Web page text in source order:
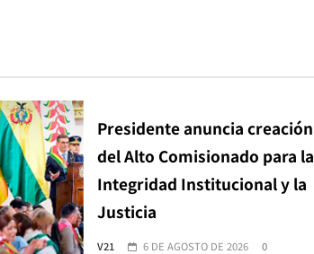
Presidente anuncia creación
del Alto Comisionado para la
Integridad Institucional y la
Justicia
V21 6 DE AGOSTO DE 2026 0